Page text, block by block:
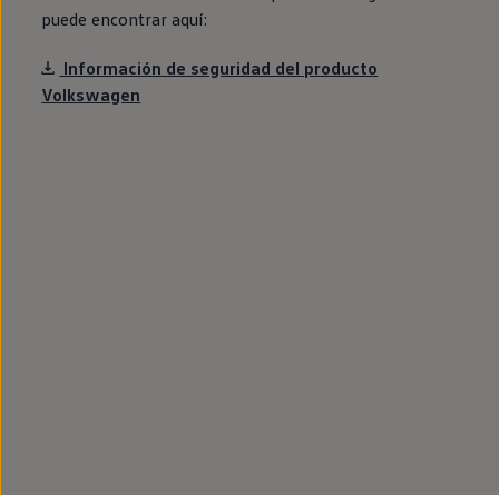
Llantas y neumáticos
Recambios Volkswagen
Seguridad
Transporte
puede encontrar aquí:
Información de seguridad del producto
Volkswagen